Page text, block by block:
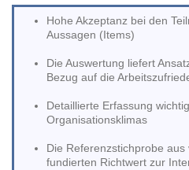
Hohe Akzeptanz bei den
Aussagen (Items)
Die Auswertung liefert
Bezug auf die
Detaillierte Erfassung
Organisationsklimas
Die Referenzstichprobe
fundierten Richtwert zur